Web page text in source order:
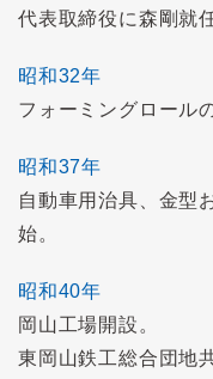
代表取締役に森剛就
昭和32年
フォーミングロール
昭和37年
自動車用治具、金型
始。
昭和40年
岡山工場開設。
東岡山鉄工総合団地